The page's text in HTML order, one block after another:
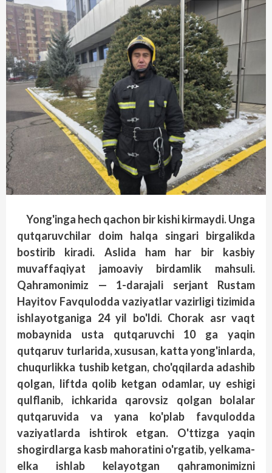
Yong'inga hech qachon bir kishi kirmaydi. Unga
qutqaruvchilar doim halqa singari birgalikda
bostirib kiradi. Aslida ham har bir kasbiy
muvaffaqiyat jamoaviy birdamlik mahsuli.
Qahramonimiz — 1-darajali serjant Rustam
Hayitov Favqulodda vaziyatlar vazirligi tizimida
ishlayotganiga 24 yil bo'ldi. Chorak asr vaqt
mobaynida usta qutqaruvchi 10 ga yaqin
qutqaruv turlarida, xususan, katta yong'inlarda,
chuqurlikka tushib ketgan, cho'qqilarda adashib
qolgan, liftda qolib ketgan odamlar, uy eshigi
qulflanib, ichkarida qarovsiz qolgan bolalar
qutqaruvida va yana ko'plab favqulodda
vaziyatlarda ishtirok etgan. O'ttizga yaqin
shogirdlarga kasb mahoratini o'rgatib, yelkama-
elka ishlab kelayotgan qahramonimizni